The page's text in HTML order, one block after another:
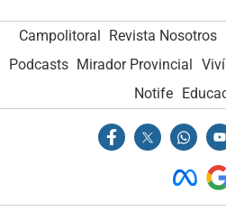
Campolitoral Revista Nosotros
Podcasts Mirador Provincial
Notife